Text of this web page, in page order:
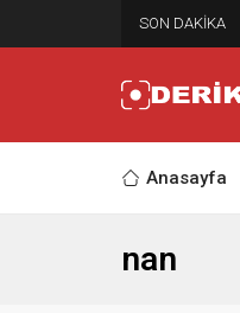
SON DAKİKA
Anasayfa
nan